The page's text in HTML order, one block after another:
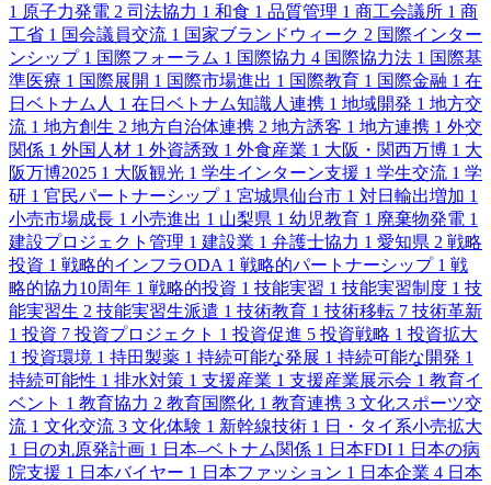
1 原子力発電 2 司法協力 1 和食 1 品質管理 1 商工会議所 1 商
工省 1 国会議員交流 1 国家ブランドウィーク 2 国際インター
ンシップ 1 国際フォーラム 1 国際協力 4 国際協力法 1 国際基
準医療 1 国際展開 1 国際市場進出 1 国際教育 1 国際金融 1 在
日ベトナム人 1 在日ベトナム知識人連携 1 地域開発 1 地方交
流 1 地方創生 2 地方自治体連携 2 地方誘客 1 地方連携 1 外交
関係 1 外国人材 1 外資誘致 1 外食産業 1 大阪・関西万博 1 大
阪万博2025 1 大阪観光 1 学生インターン支援 1 学生交流 1 学
研 1 官民パートナーシップ 1 宮城県仙台市 1 対日輸出増加 1
小売市場成長 1 小売進出 1 山梨県 1 幼児教育 1 廃棄物発電 1
建設プロジェクト管理 1 建設業 1 弁護士協力 1 愛知県 2 戦略
投資 1 戦略的インフラODA 1 戦略的パートナーシップ 1 戦
略的協力10周年 1 戦略的投資 1 技能実習 1 技能実習制度 1 技
能実習生 2 技能実習生派遣 1 技術教育 1 技術移転 7 技術革新
1 投資 7 投資プロジェクト 1 投資促進 5 投資戦略 1 投資拡大
1 投資環境 1 持田製薬 1 持続可能な発展 1 持続可能な開発 1
持続可能性 1 排水対策 1 支援産業 1 支援産業展示会 1 教育イ
ベント 1 教育協力 2 教育国際化 1 教育連携 3 文化スポーツ交
流 1 文化交流 3 文化体験 1 新幹線技術 1 日・タイ系小売拡大
1 日の丸原発計画 1 日本–ベトナム関係 1 日本FDI 1 日本の病
院支援 1 日本バイヤー 1 日本ファッション 1 日本企業 4 日本